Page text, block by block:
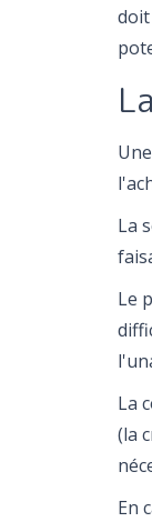
La
Le
La
(la
En